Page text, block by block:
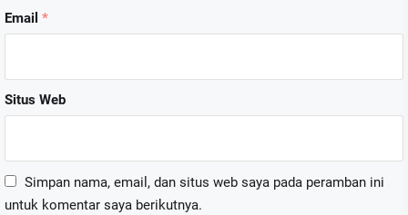
Email *
Situs Web
Simpan nama, email, dan situs web saya pada peramban ini
untuk komentar saya berikutnya.